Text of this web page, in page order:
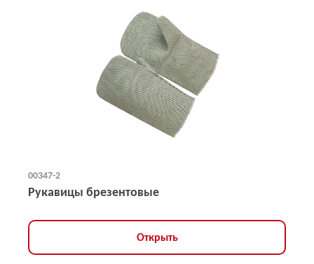
00347-2
Рукавицы брезентовые
Открыть